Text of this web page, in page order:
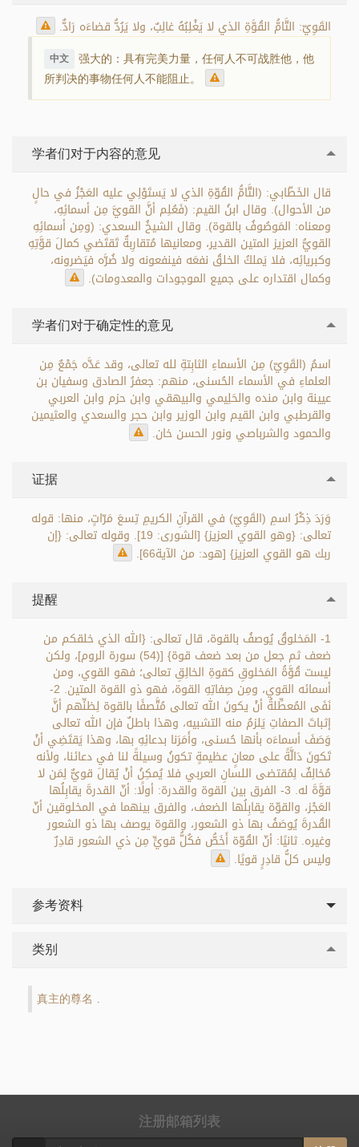
القَوِيّ: التَّامُّ القُوَّةِ الذي لا يَغْلِبُهُ غالِبٌ، ولا يَرُدُّ قضاءَه رَادٌّ.
中文 强大的：具有完美力量，任何人不可战胜他，他
所判决的事物任何人不能阻止。
学者们对于内容的意见
قال الخَطّابي: (التَّامُّ القُوّةِ الذي لا يَستَوْلِي عليه العَجْزُ في حالٍ
من الأحوال). وقال ابنُ القيم: (فَعُلِم أنَّ القويَّ مِن أسمائِهِ،
ومعناه: المَوصُوفُ بالقوة). وقال الشيخُ السعدي: (ومِن أسمائِهِ
القويُّ العزيز المتين القدير، ومعانيها مُتقارِبةٌ تَقتَضي كمالَ قوَّتِهِ
وكبريائِه، فلا يَملكُ الخلقُ نفعَه فينفعونه ولا ضُرَّه فيَضرونه،
وكمال اقتداره على جميع الموجودات والمعدومات).
学者们对于确定性的意见
اسمُ (القَوِيّ) مِن الأسماءِ الثابِتةِ لله تعالى، وقد عَدَّه جَمْعٌ مِن
العلماءِ في الأسماء الحُسنى، منهم: جعفرُ الصادق وسفيان بن
عيينة وابن منده والحَلِيمي والبيهقي وابن حزم وابن العربي
والقرطبي وابن القيم وابن الوزير وابن حجر والسعدي والعثيمين
والحمود والشرباصي ونور الحسن خان.
证据
وَرَدَ ذِكْرُ اسمِ (القَوِيّ) في القرآنِ الكريمِ تِسعَ مَرّاتٍ، منها: قوله
تعالى: {وهو القوي العزيز} [الشورى: 19]. وقوله تعالى: {إن
ربك هو القوي العزيز} [هود: من الآية66].
提醒
1- المَخلوقُ يُوصفُ بالقوة، قال تعالى: {الله الذي خلقكم من
ضعف ثم جعل من بعد ضعف قوة} [(54) سورة الروم]، ولكن
ليست قُوَّةُ المَخلوقِ كقوةِ الخالِقِ تعالى؛ فهو القوي، ومن
أسمائه القوي، ومِن صِفاتِهِ القوة، فهو ذو القوة المتين. 2-
نَفَى المُعطِّلةُ أنْ يكونَ الله تعالى مُتَّصفًا بالقوة لِظنِّهم أنَّ
إثباتَ الصفاتِ يَلزمُ منه التشبيه، وهذا باطلٌ فإن الله تعالى
وَصَفَ أسماءَه بأنها حُسنى، وأَمَرَنا بدعائِهِ بها، وهذا يَقتَضِي أنْ
تَكونَ دَالَّةً على معانٍ عظيمةٍ تكونُ وسيلةً لنا في دعائنا، ولأنه
مُخالِفٌ لِمُقتضى اللسانِ العربي فلا يُمكِنُ أنْ يُقالَ قويٌّ لِمَن لا
قوَّةَ له. 3- الفرق بين القوة والقدرة: أولًا: أنّ القدرةَ يقابِلُها
العَجْز، والقوّة يقابِلُها الضعف، والفرق بينهما في المخلوقين أنّ
القُدرةَ يُوصَفُ بها ذو الشعور، والقوة يوصف بها ذو الشعور
وغيره. ثانيًا: أنّ القُوّة أَخَصُّ فكُلُّ قويٍّ مِن ذي الشعور قادِرٌ
وليس كلُّ قادِرٍ قويًا.
参考资料
类别
真主的尊名
注册邮箱列表